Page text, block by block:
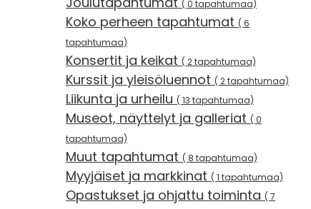
( 0 tapahtumaa)
Koko perheen tapahtumat ( 6
tapahtumaa)
Konsertit ja keikat ( 2 tapahtumaa)
Kurssit ja yleisöluennot ( 2 tapahtumaa)
Liikunta ja urheilu ( 13 tapahtumaa)
Museot, näyttelyt ja galleriat ( 0
tapahtumaa)
Muut tapahtumat ( 8 tapahtumaa)
Myyjäiset ja markkinat ( 1 tapahtumaa)
Opastukset ja ohjattu toiminta ( 7